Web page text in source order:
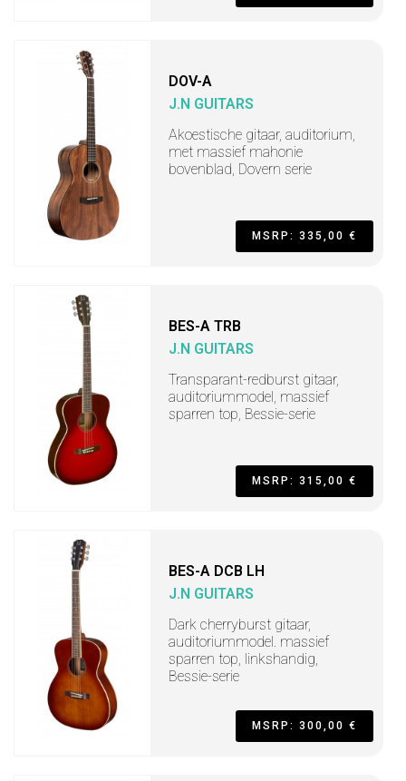
DOV-A
J.N GUITARS
Akoestische gitaar, auditorium,
met massief mahonie
bovenblad, Dovern serie
MSRP: 335,00 €
BES-A TRB
J.N GUITARS
Transparant-redburst gitaar,
auditoriummodel, massief
sparren top, Bessie-serie
MSRP: 315,00 €
BES-A DCB LH
J.N GUITARS
Dark cherryburst gitaar,
auditoriummodel. massief
sparren top, linkshandig,
Bessie-serie
MSRP: 300,00 €